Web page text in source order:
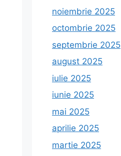
noiembrie 2025
octombrie 2025
septembrie 2025
august 2025
iulie 2025
iunie 2025
mai 2025
aprilie 2025
martie 2025